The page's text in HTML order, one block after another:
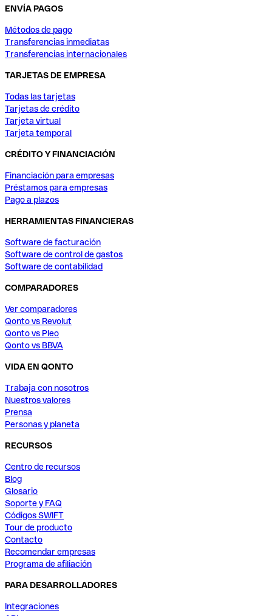
ENVÍA PAGOS
Métodos de pago
Transferencias inmediatas
Transferencias internacionales
TARJETAS DE EMPRESA
Todas las tarjetas
Tarjetas de crédito
Tarjeta virtual
Tarjeta temporal
CRÉDITO Y FINANCIACIÓN
Financiación para empresas
Préstamos para empresas
Pago a plazos
HERRAMIENTAS FINANCIERAS
Software de facturación
Software de control de gastos
Software de contabilidad
COMPARADORES
Ver comparadores
Qonto vs Revolut
Qonto vs Pleo
Qonto vs BBVA
VIDA EN QONTO
Trabaja con nosotros
Nuestros valores
Prensa
Personas y planeta
RECURSOS
Centro de recursos
Blog
Glosario
Soporte y FAQ
Códigos SWIFT
Tour de producto
Contacto
Recomendar empresas
Programa de afiliación
PARA DESARROLLADORES
Integraciones